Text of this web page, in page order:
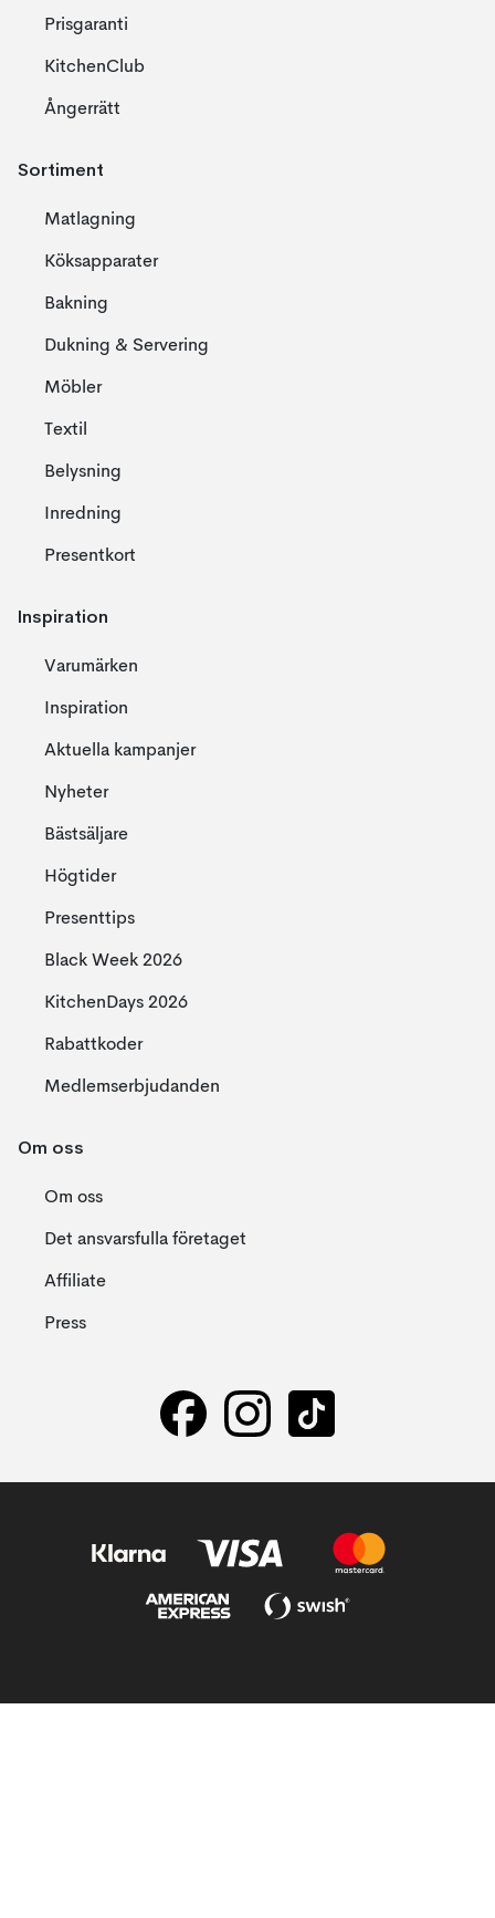
Prisgaranti
KitchenClub
Ångerrätt
Sortiment
Matlagning
Köksapparater
Bakning
Dukning & Servering
Möbler
Textil
Belysning
Inredning
Presentkort
Inspiration
Varumärken
Inspiration
Aktuella kampanjer
Nyheter
Bästsäljare
Högtider
Presenttips
Black Week 2026
KitchenDays 2026
Rabattkoder
Medlemserbjudanden
Om oss
Om oss
Det ansvarsfulla företaget
Affiliate
Press